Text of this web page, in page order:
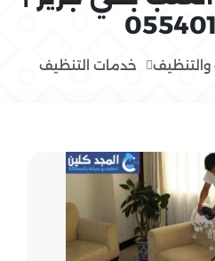
والتنظيف خدمات التنظيف